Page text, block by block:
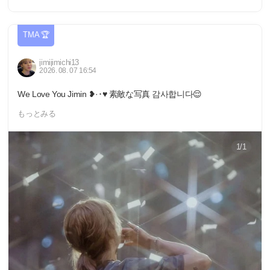
TMA 🏆
jimijimichi13
2026. 08. 07 16:54
We Love You Jimin ❥·･♥️ 素敵な写真 감사합니다😌
もっとみる
1/1